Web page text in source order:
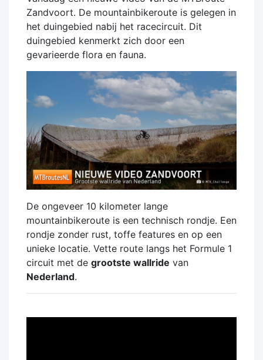
Zandvoort. De mountainbikeroute is gelegen in
het duingebied nabij het racecircuit. Dit
duingebied kenmerkt zich door een
gevarieerde flora en fauna.
De ongeveer 10 kilometer lange
mountainbikeroute is een technisch rondje. Een
rondje zonder rust, toffe features en op een
unieke locatie. Vette route langs het Formule 1
circuit met de grootste wallride van
Nederland.